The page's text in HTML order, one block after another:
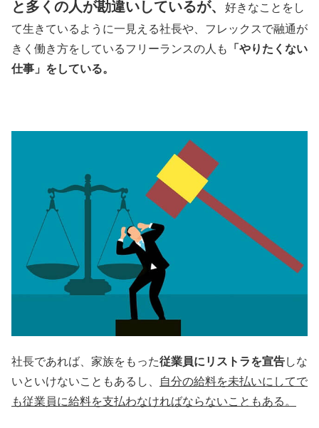
と多くの人が勘違いしているが、
好きなことをし
て生きているように一見える社長や、フレックスで融通が
きく働き方をしているフリーランスの人も
「やりたくない
仕事」をしている。
社長であれば、家族をもった従業員にリストラを宣告しな
いといけないこともあるし、
自分の給料を未払いにしてで
も従業員に給料を支払わなければならないこともある。